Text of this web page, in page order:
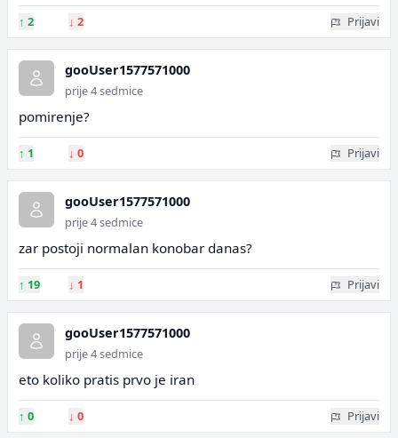
↑ 2 ↓ 2 Prijavi
gooUser1577571000
prije 4 sedmice
pomirenje?
↑ 1 ↓ 0 Prijavi
gooUser1577571000
prije 4 sedmice
zar postoji normalan konobar danas?
↑ 19 ↓ 1 Prijavi
gooUser1577571000
prije 4 sedmice
eto koliko pratis prvo je iran
↑ 0 ↓ 0 Prijavi